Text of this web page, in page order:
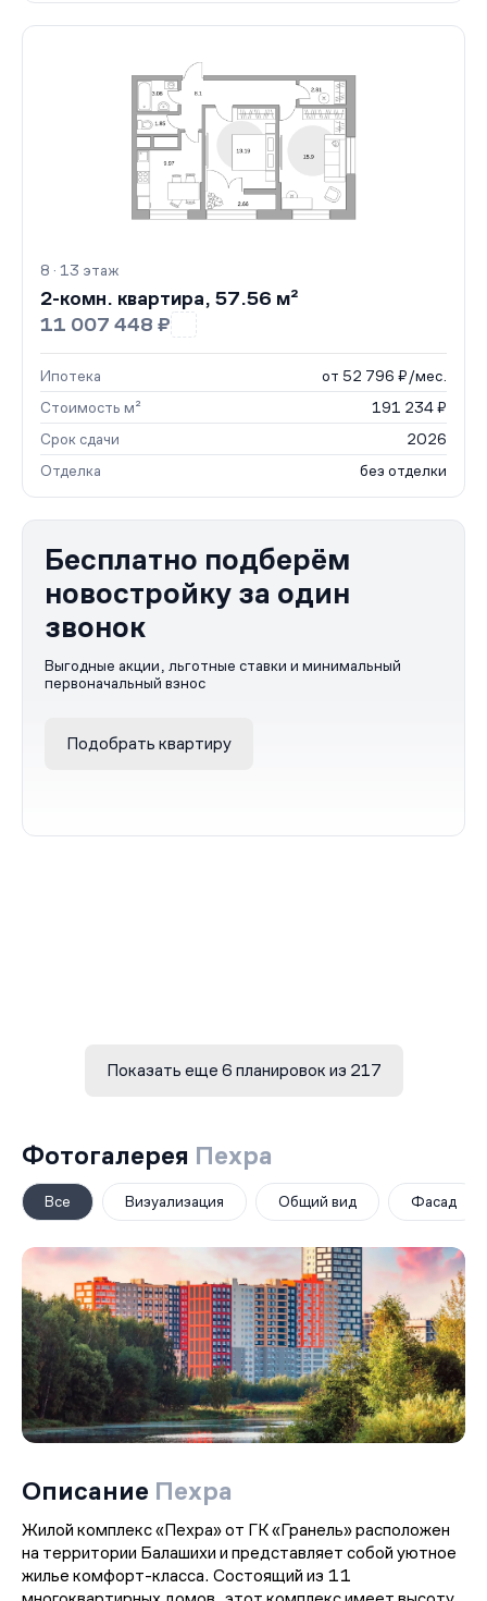
8 · 13 этаж
2-комн. квартира, 57.56 м²
11 007 448 ₽
Ипотека
от 52 796 ₽/мес.
Стоимость м²
191 234 ₽
Срок сдачи
2026
Отделка
без отделки
Бесплатно подберём
новостройку за один
звонок
Выгодные акции, льготные ставки и минимальный
первоначальный взнос
Подобрать квартиру
Показать еще 6 планировок из 217
Фотогалерея Пехра
Все Визуализация Общий вид Фасад
Описание Пехра
Жилой комплекс «Пехра» от ГК «Гранель» расположен
на территории Балашихи и представляет собой уютное
жилье комфорт-класса. Состоящий из 11